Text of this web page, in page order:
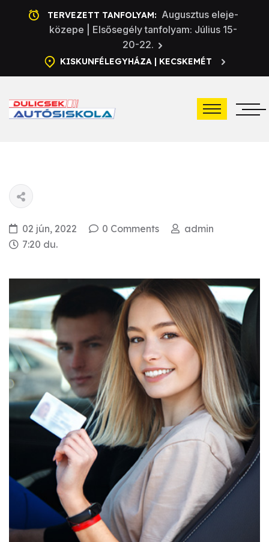
TERVEZETT TANFOLYAM: Augusztus eleje-
közepe | Elsősegély tanfolyam: Július 15-
20-22.
KISKUNFÉLEGYHÁZA | KECSKEMÉT
02 jún, 2022 0 Comments
admin
7:20 du.